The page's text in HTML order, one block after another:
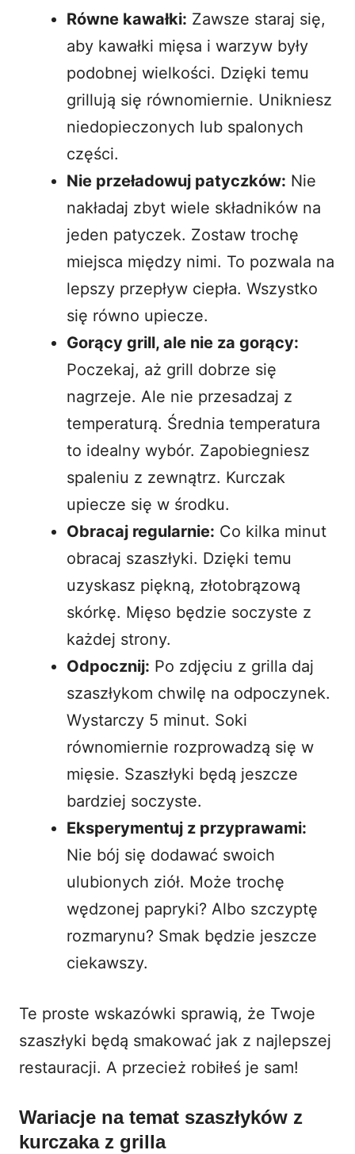
Równe kawałki: Zawsze staraj się,
aby kawałki mięsa i warzyw były
podobnej wielkości. Dzięki temu
grillują się równomiernie. Unikniesz
niedopieczonych lub spalonych
części.
Nie przeładowuj patyczków: Nie
nakładaj zbyt wiele składników na
jeden patyczek. Zostaw trochę
miejsca między nimi. To pozwala na
lepszy przepływ ciepła. Wszystko
się równo upiecze.
Gorący grill, ale nie za gorący:
Poczekaj, aż grill dobrze się
nagrzeje. Ale nie przesadzaj z
temperaturą. Średnia temperatura
to idealny wybór. Zapobiegniesz
spaleniu z zewnątrz. Kurczak
upiecze się w środku.
Obracaj regularnie: Co kilka minut
obracaj szaszłyki. Dzięki temu
uzyskasz piękną, złotobrązową
skórkę. Mięso będzie soczyste z
każdej strony.
Odpocznij: Po zdjęciu z grilla daj
szaszłykom chwilę na odpoczynek.
Wystarczy 5 minut. Soki
równomiernie rozprowadzą się w
mięsie. Szaszłyki będą jeszcze
bardziej soczyste.
Eksperymentuj z przyprawami:
Nie bój się dodawać swoich
ulubionych ziół. Może trochę
wędzonej papryki? Albo szczyptę
rozmarynu? Smak będzie jeszcze
ciekawszy.
Te proste wskazówki sprawią, że Twoje
szaszłyki będą smakować jak z najlepszej
restauracji. A przecież robiłeś je sam!
Wariacje na temat szaszłyków z
kurczaka z grilla